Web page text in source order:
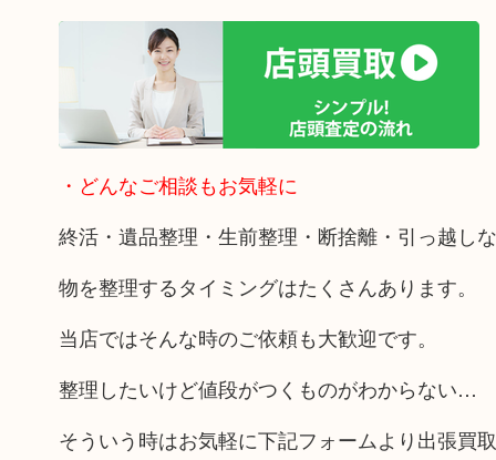
・どんなご相談もお気軽に
終活・遺品整理・生前整理・断捨離・引っ越し
物を整理するタイミングはたくさんあります。
当店ではそんな時のご依頼も大歓迎です。
整理したいけど値段がつくものがわからない…
そういう時はお気軽に下記フォームより出張買